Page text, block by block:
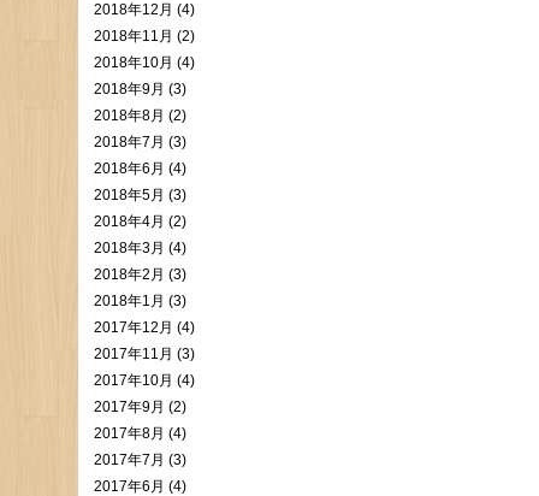
2018年12月 (4)
2018年11月 (2)
2018年10月 (4)
2018年9月 (3)
2018年8月 (2)
2018年7月 (3)
2018年6月 (4)
2018年5月 (3)
2018年4月 (2)
2018年3月 (4)
2018年2月 (3)
2018年1月 (3)
2017年12月 (4)
2017年11月 (3)
2017年10月 (4)
2017年9月 (2)
2017年8月 (4)
2017年7月 (3)
2017年6月 (4)